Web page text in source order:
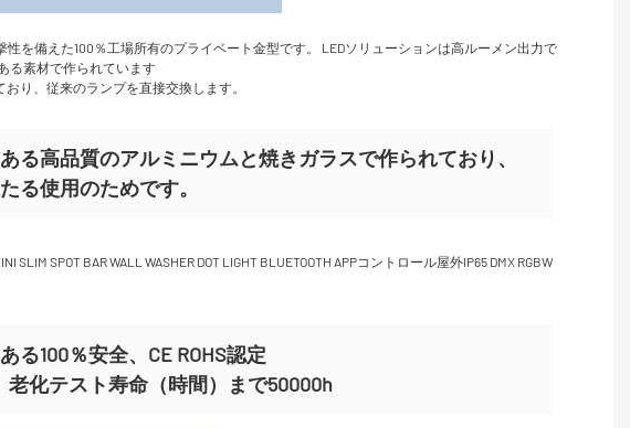
を備えた100％工場所有のプライベート金型です。 LEDソリューションは高ルーメン出力で
る素材で作られています
り、従来のランプを直接交換します。
る高品質のアルミニウムと焼きガラスで作られており、
る使用のためです。
る100％安全、CE ROHS認定
スト寿命（時間）まで50000h